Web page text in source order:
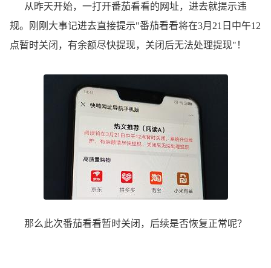
从昨天开始，一打开番茄看看的网址，进去就提示违
规。刚刚大事记进去直接提示"番茄看看将在3月21日中午12
点暂时关闭，有余额尽快提现，关闭后无法处理提现"！
那么此次番茄看看暂时关闭，后续是否恢复正常呢？